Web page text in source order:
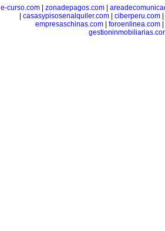
e-curso.com| zonadepagos.com|
casasypisosenalquiler.com ciberperu.com
empresaschinas.com| foroenlinea.com|